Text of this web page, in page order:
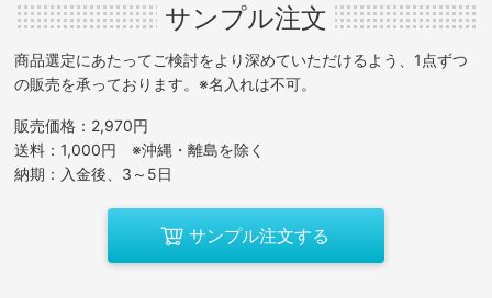
サンプル注文
商品選定にあたってご検討をより深めていただけるよう、1点ずつ
の販売を承っております。※名入れは不可。
販売価格：2,970円
送料：1,000円 ※沖縄・離島を除く
納期：入金後、3～5日
サンプル注文する